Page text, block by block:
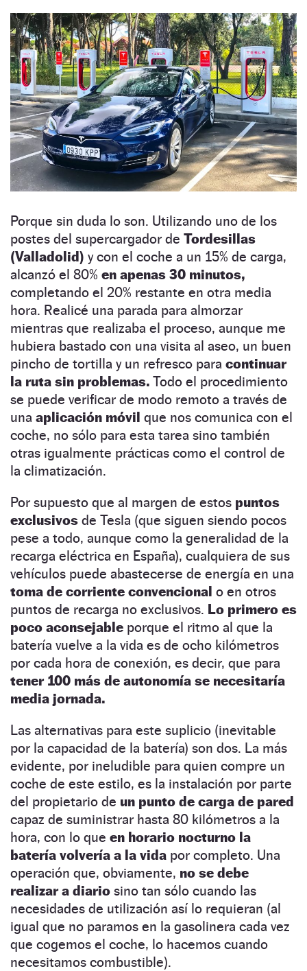
Porque sin duda lo son. Utilizando uno de los
postes del supercargador de Tordesillas
(Valladolid) y con el coche a un 15% de carga,
alcanzó el 80% en apenas 30 minutos,
completando el 20% restante en otra media
hora. Realicé una parada para almorzar
mientras que realizaba el proceso, aunque me
hubiera bastado con una visita al aseo, un buen
pincho de tortilla y un refresco para continuar
la ruta sin problemas. Todo el procedimiento
se puede verificar de modo remoto a través de
una aplicación móvil que nos comunica con el
coche, no sólo para esta tarea sino también
otras igualmente prácticas como el control de
la climatización.
Por supuesto que al margen de estos puntos
exclusivos de Tesla (que siguen siendo pocos
pese a todo, aunque como la generalidad de la
recarga eléctrica en España), cualquiera de sus
vehículos puede abastecerse de energía en una
toma de corriente convencional o en otros
puntos de recarga no exclusivos. Lo primero es
poco aconsejable porque el ritmo al que la
batería vuelve a la vida es de ocho kilómetros
por cada hora de conexión, es decir, que para
tener 100 más de autonomía se necesitaría
media jornada.
Las alternativas para este suplicio (inevitable
por la capacidad de la batería) son dos. La más
evidente, por ineludible para quien compre un
coche de este estilo, es la instalación por parte
del propietario de un punto de carga de pared
capaz de suministrar hasta 80 kilómetros a la
hora, con lo que en horario nocturno la
batería volvería a la vida por completo. Una
operación que, obviamente, no se debe
realizar a diario sino tan sólo cuando las
necesidades de utilización así lo requieran (al
igual que no paramos en la gasolinera cada vez
que cogemos el coche, lo hacemos cuando
necesitamos combustible).